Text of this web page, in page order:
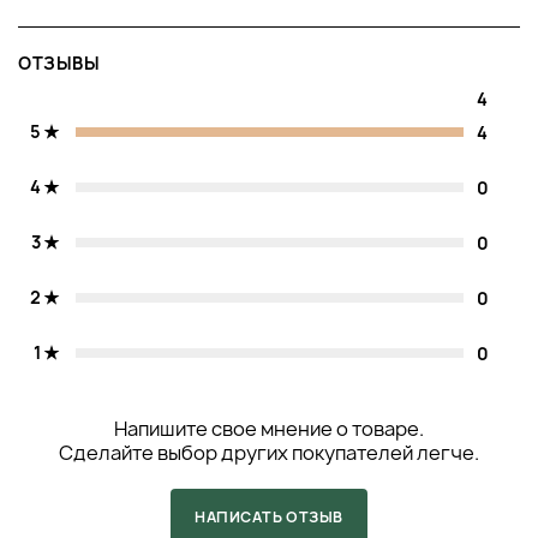
раскрываться постепенно.
Максимизация эффекта:Наносите на влажную кожу,
сохранялись на протяжении всего дня. Это усилит
продления стойкости можно сочетать его с гелем
ПОЛЕЗНО ЗНАТЬ
Сертификаты и награды:На данный момент Bravo
ОТЗЫВЫ
4
5
4
4 0
3 0
2 0
1 0
Напишите свое мнение о товаре.
Сделайте выбор других покупателей легче.
НАПИСАТЬ ОТЗЫВ